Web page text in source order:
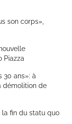
son corps»,
Piazza
30 ans»: à
démolition de
la fin du statu quo